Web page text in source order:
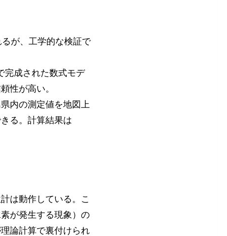
が、工学的な検証で
完成された数式モデ
性が高い。
内の測定値を地図上
る。計算結果は
は動作している。こ
が発生する現象）の
論計算で裏付けられ